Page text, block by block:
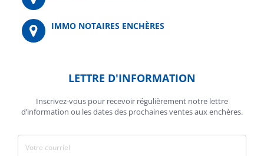
IMMO NOTAIRES ENCHÈRES
LETTRE D'INFORMATION
Inscrivez-vous pour recevoir régulièrement notre lettre
d’information ou les dates des prochaines ventes aux enchères.